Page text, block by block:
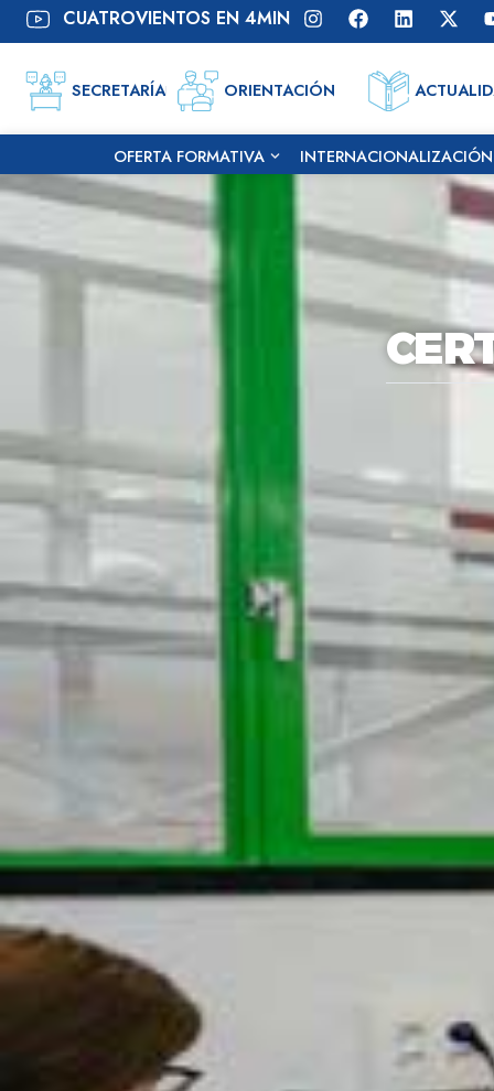
contenidoCUATROVIENTOS EN 4MIN
SECRETARÍA ORIENTACIÓN
OFERTA FORMATIVA INTERNACIONALIZACIÓN